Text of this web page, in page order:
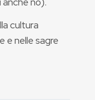
cultura
e nelle sagre